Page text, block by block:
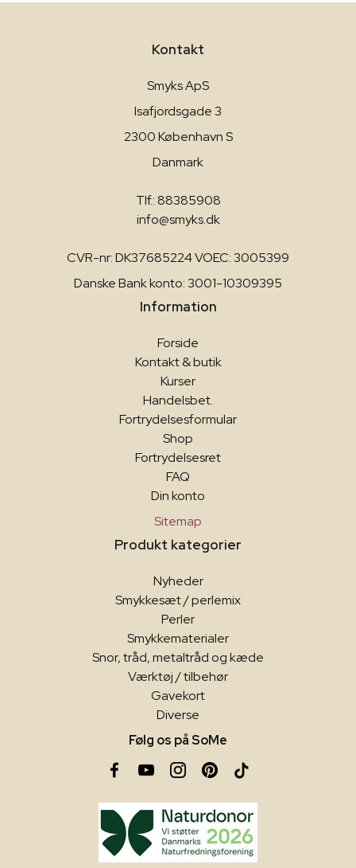
Kontakt
Smyks ApS
Isafjordsgade 3
2300 København S
Danmark
Tlf.: 88385908
info@smyks.dk
CVR-nr: DK37685224 VOEC: 3005399
Danske Bank konto: 3001-10309395
Information
Forside
Kontakt & butik
Kurser
Handelsbet.
Fortrydelsesformular
Shop
Fortrydelsesret
FAQ
Din konto
Sitemap
Produkt kategorier
Nyheder
Smykkesæt / perlemix
Perler
Smykkematerialer
Snor, tråd, metaltråd og kæde
Værktøj / tilbehør
Gavekort
Diverse
Følg os på SoMe